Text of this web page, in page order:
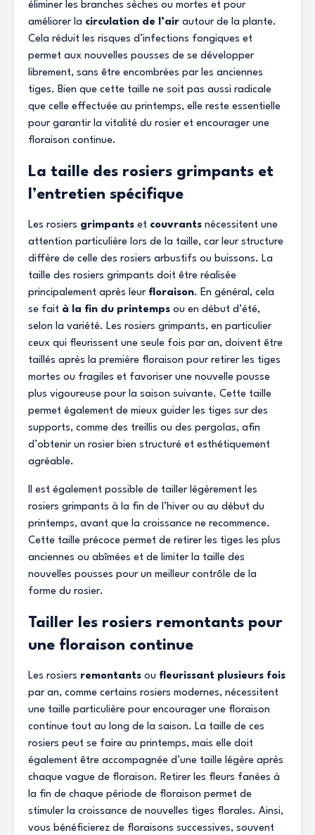
éliminer les branches sèches ou mortes et pour
améliorer la circulation de l’air autour de la plante.
Cela réduit les risques d’infections fongiques et
permet aux nouvelles pousses de se développer
librement, sans être encombrées par les anciennes
tiges. Bien que cette taille ne soit pas aussi radicale
que celle effectuée au printemps, elle reste essentielle
pour garantir la vitalité du rosier et encourager une
floraison continue.
La taille des rosiers grimpants et
l’entretien spécifique
Les rosiers grimpants et couvrants nécessitent une
attention particulière lors de la taille, car leur structure
diffère de celle des rosiers arbustifs ou buissons. La
taille des rosiers grimpants doit être réalisée
principalement après leur floraison. En général, cela
se fait à la fin du printemps ou en début d’été,
selon la variété. Les rosiers grimpants, en particulier
ceux qui fleurissent une seule fois par an, doivent être
taillés après la première floraison pour retirer les tiges
mortes ou fragiles et favoriser une nouvelle pousse
plus vigoureuse pour la saison suivante. Cette taille
permet également de mieux guider les tiges sur des
supports, comme des treillis ou des pergolas, afin
d’obtenir un rosier bien structuré et esthétiquement
agréable.
Il est également possible de tailler légèrement les
rosiers grimpants à la fin de l’hiver ou au début du
printemps, avant que la croissance ne recommence.
Cette taille précoce permet de retirer les tiges les plus
anciennes ou abîmées et de limiter la taille des
nouvelles pousses pour un meilleur contrôle de la
forme du rosier.
Tailler les rosiers remontants pour
une floraison continue
Les rosiers remontants ou fleurissant plusieurs fois
par an, comme certains rosiers modernes, nécessitent
une taille particulière pour encourager une floraison
continue tout au long de la saison. La taille de ces
rosiers peut se faire au printemps, mais elle doit
également être accompagnée d’une taille légère après
chaque vague de floraison. Retirer les fleurs fanées à
la fin de chaque période de floraison permet de
stimuler la croissance de nouvelles tiges florales. Ainsi,
vous bénéficierez de floraisons successives, souvent